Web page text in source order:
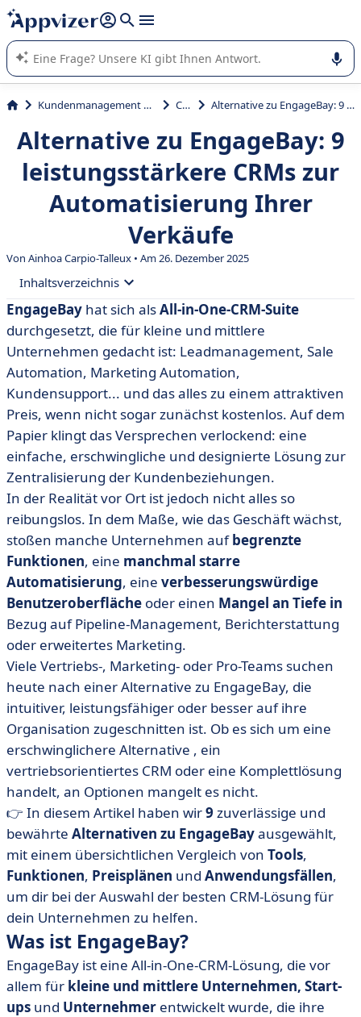
beantworten (mehrere Zeilen mit
Die KI von Appvizer führt Sie bei der Nutzung oder Auswahl
von SaaS-Software in Unternehmen.
Kundenmanagement und Vertrieb CRM Alternative zu EngageBay: 9 leistungsstärkere CRMs zur Automatisierung Ihrer Verkäufe
Alternative zu EngageBay: 9
leistungsstärkere CRMs zur
Automatisierung Ihrer
Verkäufe
Von Ainhoa Carpio-Talleux • Am 26. Dezember 2025
Inhaltsverzeichnis
• Was ist EngageBay?
• Warum sollten Sie eine Alternative zu EngageBay in
Betracht ziehen?
• Vergleichstabelle der 9 besten Alternativen zu
EngageBay.
• Unsere Auswahl an Alternativen zu EngageBay.
• Wie wählt man ein CRM aus?
• EngageBay: Ein guter Einstieg ... aber nicht immer die
beste Lösung.
EngageBay hat sich alsAll-in-One-CRM-Suite
durchgesetzt, die für kleine und mittlere
Unternehmen gedacht ist: Leadmanagement, Sale
Automation, Marketing Automation,
Kundensupport... und das alles zu einem attraktiven
Preis, wenn nicht sogar zunächst kostenlos. Auf dem
Papier klingt das Versprechen verlockend: eine
einfache, erschwingliche und designierte Lösung zur
Zentralisierung der Kundenbeziehungen.
In der Realität vor Ort ist jedoch nicht alles so
reibungslos. In dem Maße, wie das Geschäft wächst,
stoßen manche Unternehmen aufbegrenzte
Funktionen, eine manchmal starre
Automatisierung, eine verbesserungswürdige
Benutzeroberfläche oder einen Mangel an Tiefe in
Bezug auf Pipeline-Management, Berichterstattung
oder erweitertes Marketing.
Viele Vertriebs-, Marketing- oder Pro-Teams suchen
heute nach einer Alternative zu EngageBay, die
intuitiver, leistungsfähiger oder besser auf ihre
Organisation zugeschnitten ist. Ob es sich um eine
erschwinglichere Alternative , ein
vertriebsorientiertes CRM oder eine Komplettlösung
handelt, an Optionen mangelt es nicht.
👉 In diesem Artikel haben wir9 zuverlässige und
bewährte Alternativen zu EngageBayausgewählt,
mit einem übersichtlichen Vergleich von Tools,
Funktionen, Preisplänen und Anwendungsfällen,
um dir bei der Auswahl der besten CRM-Lösung für
dein Unternehmen zu helfen.
Was ist EngageBay?
EngageBay ist eine All-in-One-CRM-Lösung, die vor
allem für kleine und mittlere Unternehmen, Start-
ups und Unternehmer entwickelt wurde, die ihre